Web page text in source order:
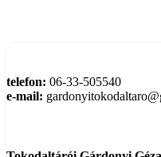
telefon: 06-33-505540
e-mail: